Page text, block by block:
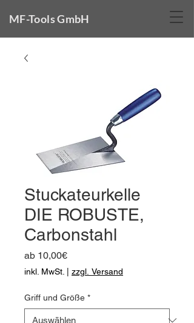
MF-Tools GmbH
Stuckateurkelle
DIE ROBUSTE,
Carbonstahl
ab 10,00€Sale-
Preis
inkl. MwSt. zzgl. Versand
Griff und Größe *